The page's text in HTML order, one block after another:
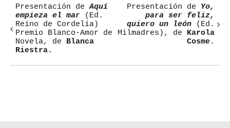
Navegación
del
Evento
Presentación deAquí
empieza el mar (Ed.
Reino de Cordelia)
Premio Blanco-Amor de
Novela, de Blanca
Riestra.
Presentación de Yo,
para ser feliz,
quiero un león
(Ed.
Milmadres), de Karola
Cosme.